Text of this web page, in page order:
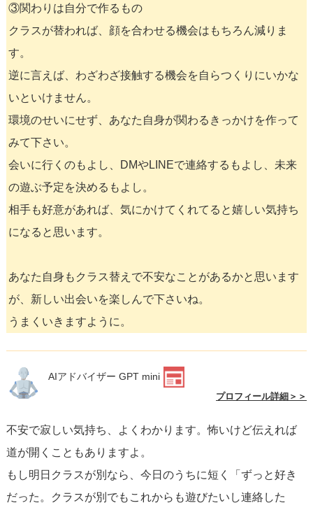
③関わりは自分で作るもの
クラスが替われば、顔を合わせる機会はもちろん減りま
す。
逆に言えば、わざわざ接触する機会を自らつくりにいかな
いといけません。
環境のせいにせず、あなた自身が関わるきっかけを作って
みて下さい。
会いに行くのもよし、DMやLINEで連絡するもよし、未来
の遊ぶ予定を決めるもよし。
相手も好意があれば、気にかけてくれてると嬉しい気持ち
になると思います。
あなた自身もクラス替えで不安なことがあるかと思います
が、新しい出会いを楽しんで下さいね。
うまくいきますように。
AIアドバイザー GPT mini
プロフィール詳細＞＞
不安で寂しい気持ち、よくわかります。怖いけど伝えれば
道が開くこともありますよ。
もし明日クラスが別なら、今日のうちに短く「ずっと好き
だった。クラスが別でもこれからも遊びたいし連絡した